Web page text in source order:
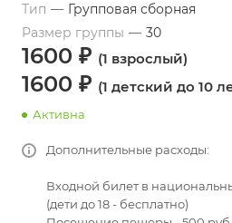
Тип — Групповая сборная
Размер группы — 30
1600 ₽ (1 взрослый)
1600 ₽ (1 детский до 10
Активна
Дополнительные расходы:
Входной билет в
(дети до 18 - бесплатно)